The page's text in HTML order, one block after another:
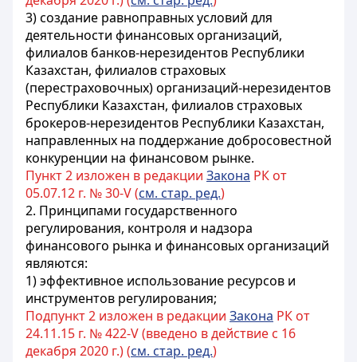
3)создание равноправных условий для
деятельности финансовых организаций,
филиалов банков-нерезидентов Республики
Казахстан, филиалов страховых
(перестраховочных) организаций-нерезидентов
Республики Казахстан, филиалов страховых
брокеров-нерезидентов Республики Казахстан,
направленных на поддержание добросовестной
конкуренции на финансовом рынке.
Пункт 2 изложен в редакции Закона РК от
05.07.12 г. № 30-V (см. стар. ред.)
2. Принципами государственного
регулирования, контроля и надзора
финансового рынка и финансовых организаций
являются:
1) эффективное использование ресурсов и
инструментов регулирования;
Подпункт 2 изложен в редакции Закона РК от
24.11.15 г. № 422-V (введено в действие с 16
декабря 2020 г.) (см. стар. ред.)